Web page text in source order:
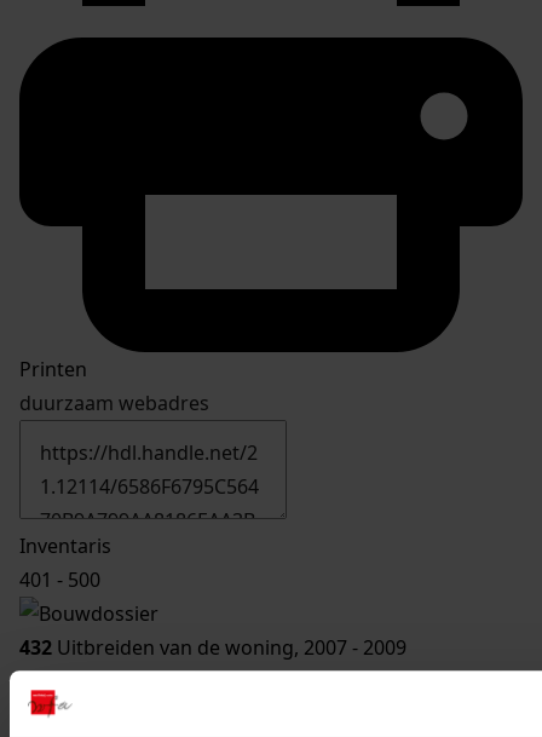
Printen
duurzaam webadres
Inventaris
401 - 500
432 Uitbreiden van de woning, 2007 - 2009
2007 - 2009